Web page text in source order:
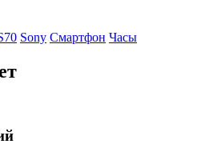
Sony Смартфон Часы